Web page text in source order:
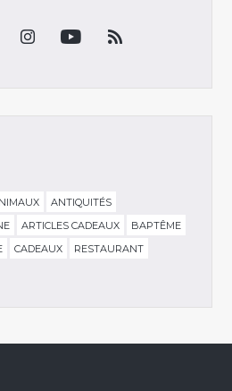
ANTIQUITÉS
ARTICLES CADEAUX
BAPTÊME
CADEAUX
RESTAURANT